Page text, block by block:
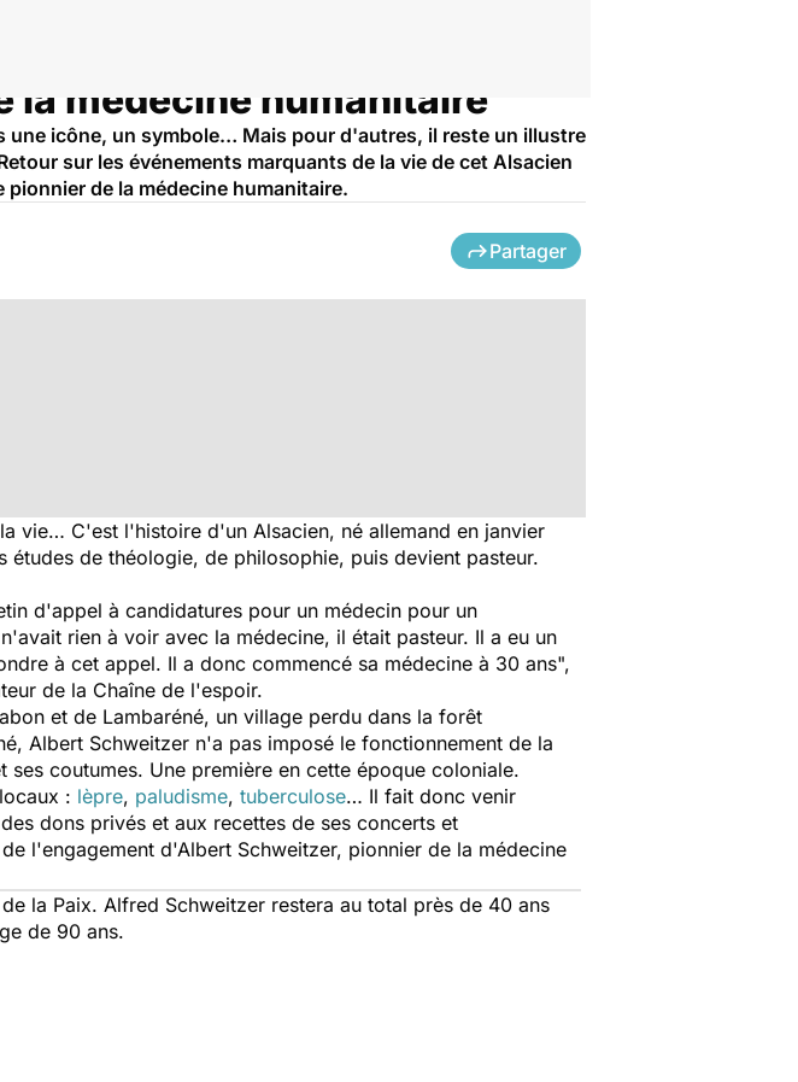
la médecine humanitaire
icône, un symbole… Mais pour d'autres, il reste un illustre
sur les événements marquants de la vie de cet Alsacien
de la médecine humanitaire.
Partager
vie… C'est l'histoire d'un Alsacien, né allemand en janvier
de théologie, de philosophie, puis devient pasteur.
d'appel à candidatures pour un médecin pour un
rien à voir avec la médecine, il était pasteur. Il a eu un
à cet appel. Il a donc commencé sa médecine à 30 ans",
de la Chaîne de l'espoir.
et de Lambaréné, un village perdu dans la forêt
Albert Schweitzer n'a pas imposé le fonctionnement de la
coutumes. Une première en cette époque coloniale.
: lèpre, paludisme, tuberculose… Il fait donc venir
dons privés et aux recettes de ses concerts et
l'engagement d'Albert Schweitzer, pionnier de la médecine
la Paix. Alfred Schweitzer restera au total près de 40 ans
de 90 ans.